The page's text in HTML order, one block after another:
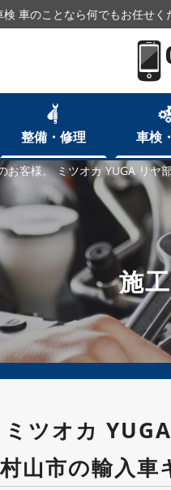
車のことなら何でもお任せく
整備・修理 車検
お客様。 ミツオカ YUGA リヤ
施
ツオカ
山市の輸入